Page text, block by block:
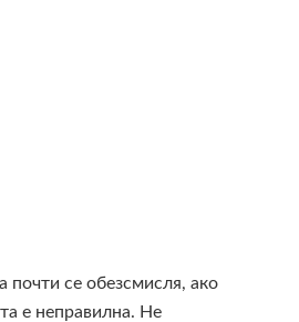
почти се обезсмисля, ако
е неправилна. Не